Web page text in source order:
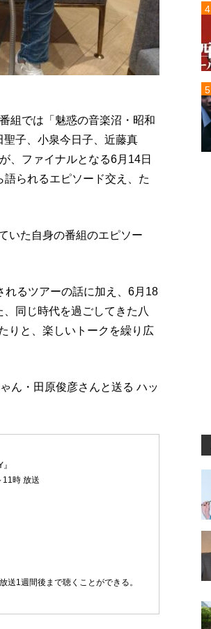
組では「魅惑の音楽沼・昭和
子、小泉今日子、近藤真
、ファイナルとなる6月14日
語られるエピソード交え、た
いた自身の番組のエピソー
れるツアーの話に加え、6月18
同じ時代を過ごしてきた八
りと、楽しいトークを繰り広
ん・田原俊彦さんと送る ハッ
時 放送
1週間後まで聴くことができる。